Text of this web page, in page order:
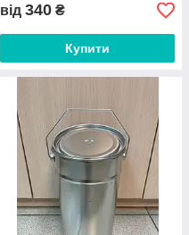
від 340 ₴
Купити